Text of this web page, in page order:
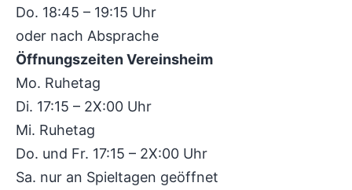
Do. 18:45 – 19:15 Uhr
oder nach Absprache
Öffnungszeiten Vereinsheim
Mo. Ruhetag
Di. 17:15 – 2X:00 Uhr
Mi. Ruhetag
Do. und Fr. 17:15 – 2X:00 Uhr
Sa. nur an Spieltagen geöffnet